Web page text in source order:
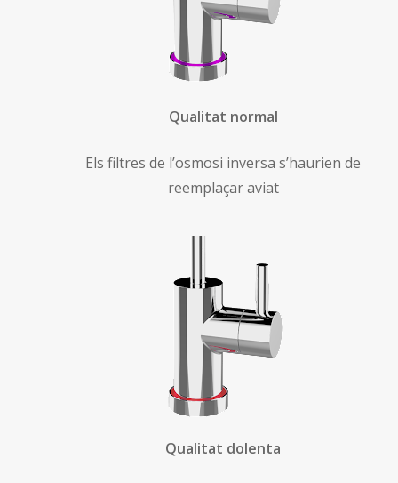
Qualitat normal
Els filtres de l’osmosi inversa s’haurien de
reemplaçar aviat
Qualitat dolenta